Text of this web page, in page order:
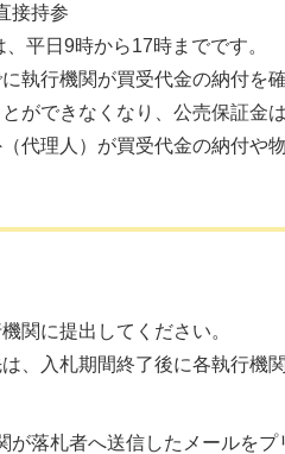
接持参
、平日9時から17時までです。
執行機関が買受代金の納付を
ができなくなり、公売保証金
代理人）が買受代金の納付や
関に提出してください。
、入札期間終了後に各執行機
が落札者へ送信したメールを